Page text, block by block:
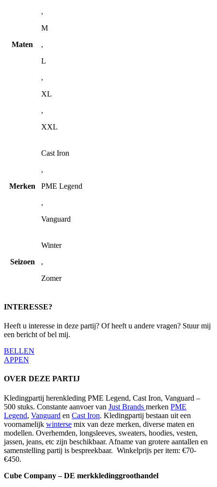
Maten
,
M
,
L
,
XL
,
XXL
Merken
Cast Iron
,
PME Legend
,
Vanguard
Seizoen
Winter
,
Zomer
INTERESSE?
Heeft u interesse in deze partij? Of heeft u andere vragen? Stuur mij
een bericht of bel mij.
BELLEN
APPEN
OVER DEZE PARTIJ
Kledingpartij herenkleding PME Legend, Cast Iron, Vanguard –
500 stuks. Constante aanvoer van Just Brands merken PME
Legend, Vanguard en Cast Iron. Kledingpartij bestaan uit een
voornamelijk winterse mix van deze merken, diverse maten en
modellen. Overhemden, longsleeves, sweaters, hoodies, vesten,
jassen, jeans, etc zijn beschikbaar. Afname van grotere aantallen en
samenstelling partij is bespreekbaar. Winkelprijs per item: €70-
€450.
Cube Company – DE merkkledinggroothandel